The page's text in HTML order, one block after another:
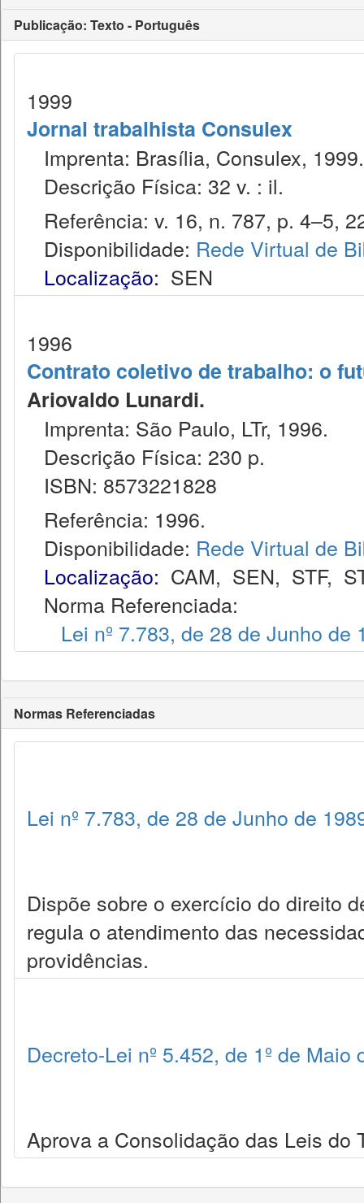
Publicação: Texto - Português
1999
Jornal trabalhista Consulex
Imprenta: Brasília, Consulex, 1999.
Descrição Física: 32 v. : il.
Referência: v. 16, n. 787, p. 4–5,
Disponibilidade: Rede Virtual de
Localização: SEN
1996
Contrato coletivo de trabalho: o
Ariovaldo Lunardi.
Imprenta: São Paulo, LTr, 1996.
Descrição Física: 230 p.
ISBN: 8573221828
Referência: 1996.
Disponibilidade: Rede Virtual de
Localização: CAM, SEN, STF,
Norma Referenciada:
Lei nº 7.783, de 28 de Junho de
Normas Referenciadas
Lei nº 7.783, de 28 de Junho de
Dispõe sobre o exercício do direito
regula o atendimento das
providências.
Decreto-Lei nº 5.452, de 1º de Maio
Aprova a Consolidação das Leis do